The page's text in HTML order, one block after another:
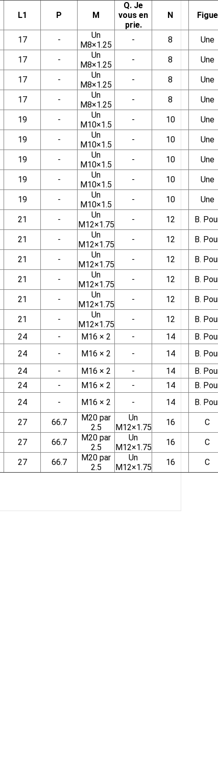
L1 P M
Q. Je
vous en
prie.
N Figue
17 -
Un
M8×1.25
- 8
Une
17 -
Un
M8×1.25
- 8
Une
17 -
Un
M8×1.25
- 8
Une
17 -
Un
M8×1.25
- 8
Une
19 -
Un
M10×1.5
- 10 Une
19 -
Un
M10×1.5
- 10 Une
19 -
Un
M10×1.5
- 10 Une
19 -
Un
M10×1.5
- 10
Une
19 -
Un
M10×1.5
- 10 Une
21 -
Un
M12×1.75
- 12 B.
21 -
Un
M12×1.75
- 12 B.
21 -
Un
M12×1.75
- 12
B.
21 -
Un
M12×1.75
- 12
B.
21 -
Un
M12×1.75
- 12
B.
21 -
Un
M12×1.75
- 12
B.
24 - M16 × 2 - 14
B.
24 - M16 × 2 - 14
B.
24 - M16 × 2 - 14
B.
24 - M16 × 2 - 14
B.
24 - M16 × 2 - 14 B.
27 66.7
M20 par
2.5
Un
M12×1.75
16 C
27 66.7
M20 par
2.5
Un
M12×1.75
16 C
27 66.7
M20 par
2.5
Un
M12×1.75
16 C